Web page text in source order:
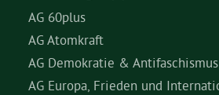
AG 60plus
AG Atomkraft
AG Demokratie & Antifaschismus
AG Europa, Frieden und